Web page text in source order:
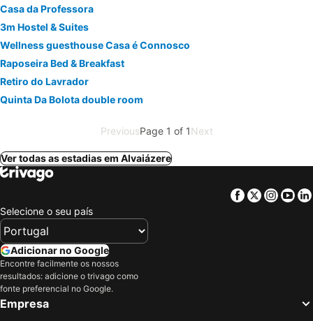
Casa da Professora
3m Hostel & Suites
Wellness guesthouse Casa é Connosco
Raposeira Bed & Breakfast
Retiro do Lavrador
Quinta Da Bolota double room
PreviousPage 1 of 1Next
Ver todas as estadias em Alvaiázere
Facebook
Twitter
Selecione o seu país
Adicionar no Google
Encontre facilmente os nossos
resultados: adicione o trivago como
fonte preferencial no Google.
Empresa